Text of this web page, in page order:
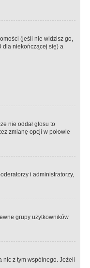
(jeśli nie widzisz go,
dla niekończącej się) a
nie oddał głosu to
zmianę opcji w połowie
i administratorzy,
grupy użytkowników
nic z tym wspólnego. Jeżeli